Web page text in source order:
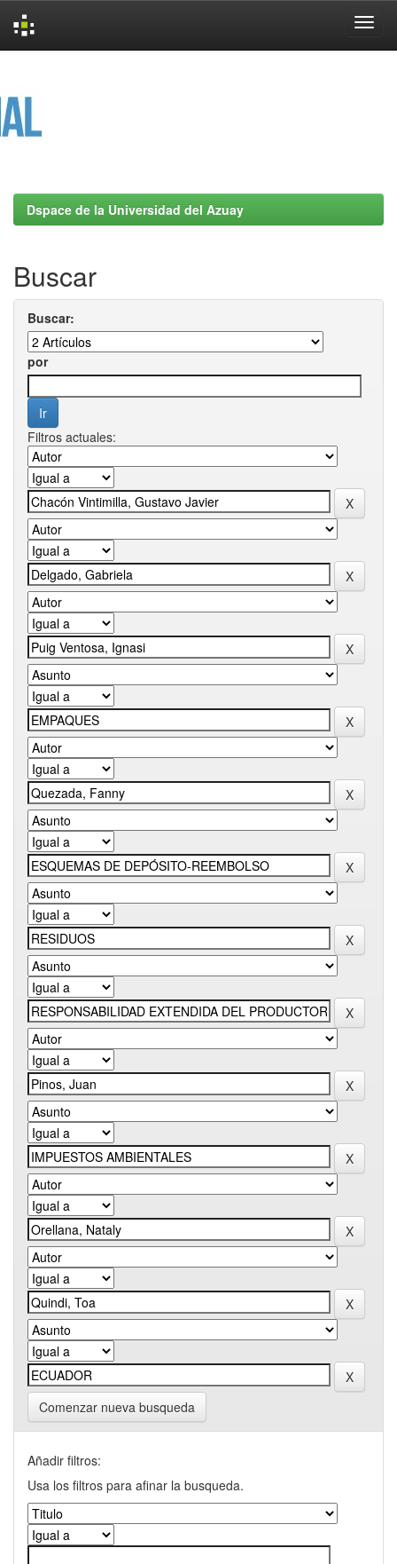
Dspace de la Universidad del Azuay
Buscar
Buscar:
por
Filtros actuales:
Comenzar nueva busqueda
Añadir filtros:
Usa los filtros para afinar la busqueda.